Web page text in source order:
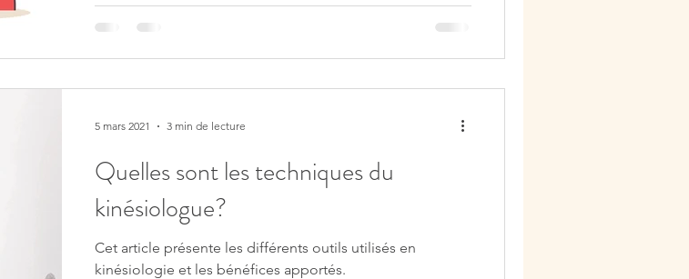
Quelles sont les techniques du
kinésiologue?
Cet article présente les différents outils utilisés en
kinésiologie et les bénéfices apportés.
5 mars 2021 3 min de lecture